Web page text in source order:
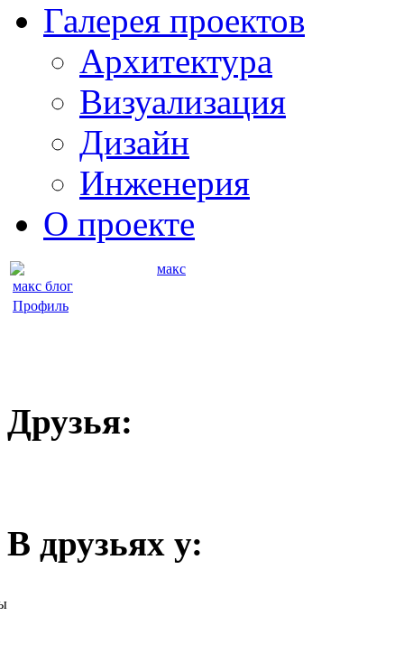
Галерея проектов
Архитектура
Визуализация
Дизайн
Инженерия
О проекте
макс блог
Профиль
макс
Друзья:
В друзьях у: